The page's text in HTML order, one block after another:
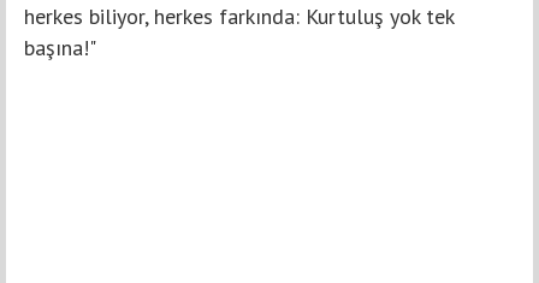
herkes biliyor, herkes farkında: Kurtuluş yok tek
başına!"